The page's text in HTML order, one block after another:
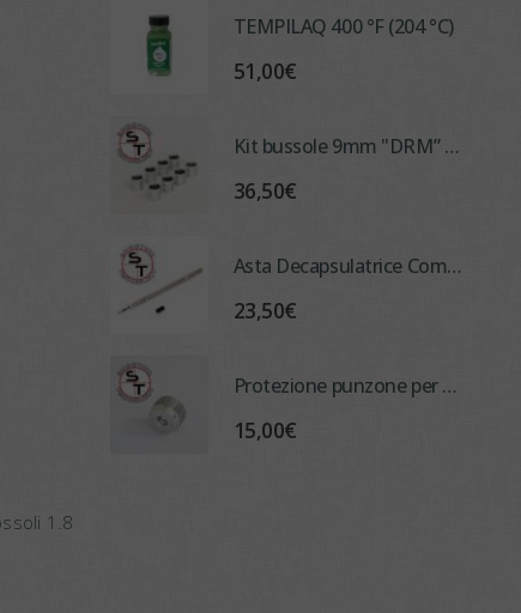
1.8
TEMPILAQ 400 °F (204 °C)
51,00€
Kit bussole 9mm "DRM” - per cambio calibro su Ricalibratrice Automatica
36,50€
Asta Decapsulatrice Composta per "ADM" 1.3 mm (No Tox)
23,50€
Protezione punzone per calibro 223 / 38 special / 357 Magnum
15,00€